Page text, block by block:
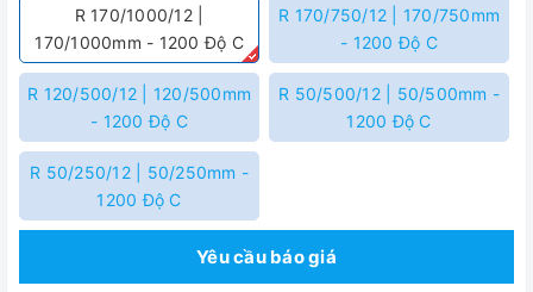
R 170/1000/12 |
170/1000mm - 1200 Độ C
R 170/750/12 | 170/750mm
- 1200 Độ C
R 120/500/12 | 120/500mm
- 1200 Độ C
R 50/500/12 | 50/500mm -
1200 Độ C
R 50/250/12 | 50/250mm -
1200 Độ C
Yêu cầu báo giá